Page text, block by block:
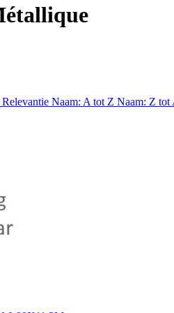
Relevantie Naam: A tot Z Naam: Z tot